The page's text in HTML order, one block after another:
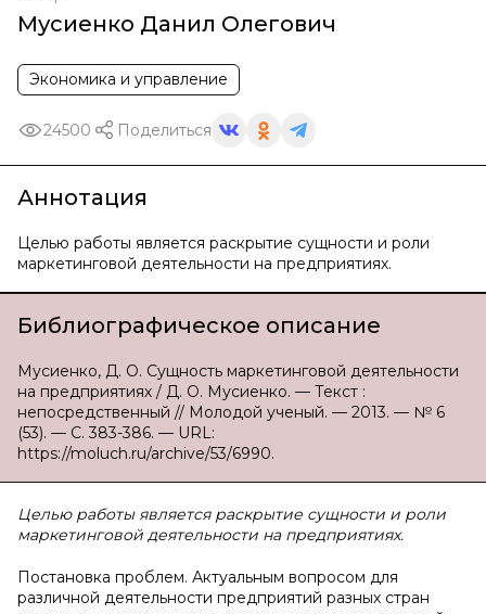
Мусиенко Данил Олегович
Экономика и управление
24500 Поделиться
Аннотация
Целью работы является раскрытие сущности и роли
маркетинговой деятельности на предприятиях.
Библиографическое описание
Мусиенко, Д. О. Сущность маркетинговой деятельности
на предприятиях / Д. О. Мусиенко. — Текст :
непосредственный // Молодой ученый. — 2013. — № 6
(53). — С. 383-386. — URL:
https://moluch.ru/archive/53/6990.
Целью работы является раскрытие сущности и роли
маркетинговой деятельности на предприятиях.
Постановка проблем. Актуальным вопросом для
различной деятельности предприятий разных стран